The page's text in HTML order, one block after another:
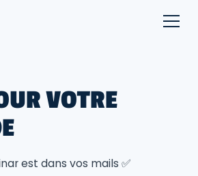
VOTRE
est dans vos mails ✅